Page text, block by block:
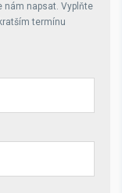
nám napsat. Vyplňte
termínu